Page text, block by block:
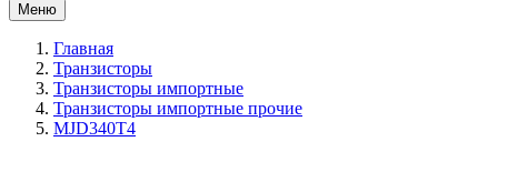
Меню
Главная
Транзисторы
Транзисторы импортные
Транзисторы импортные прочие
MJD340T4